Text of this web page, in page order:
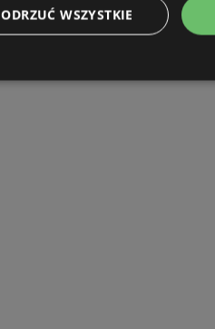
ODRZUĆ WSZYSTKIE